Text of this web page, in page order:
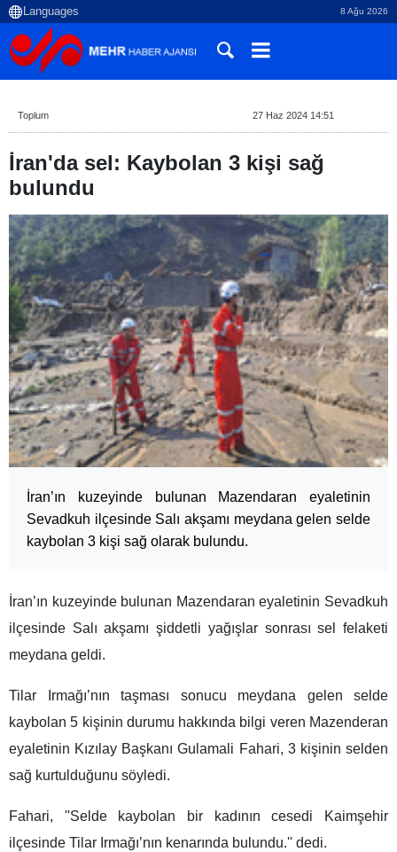
8 Ağu 2026
Toplum 27 Haz 2024 14:51
İran'da sel: Kaybolan 3 kişi sağ
bulundu
İran’ın kuzeyinde bulunan Mazendaran eyaletinin
Sevadkuh ilçesinde Salı akşamı meydana gelen selde
kaybolan 3 kişi sağ olarak bulundu.
İran’ın kuzeyinde bulunan Mazendaran eyaletinin Sevadkuh
ilçesinde Salı akşamı şiddetli yağışlar sonrası sel felaketi
meydana geldi.
Tilar Irmağı’nın taşması sonucu meydana gelen selde
kaybolan 5 kişinin durumu hakkında bilgi veren Mazenderan
eyaletinin Kızılay Başkanı Gulamali Fahari, 3 kişinin selden
sağ kurtulduğunu söyledi.
Fahari, ''Selde kaybolan bir kadının cesedi Kaimşehir
ilçesinde Tilar Irmağı’nın kenarında bulundu.'' dedi.